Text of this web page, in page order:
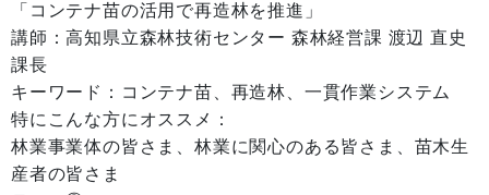
「コンテナ苗の活用で再造林を推進」
講師：高知県立森林技術センター 森林経営課 渡辺 直史
課長
キーワード：コンテナ苗、再造林、一貫作業システム
特にこんな方にオススメ：
林業事業体の皆さま、林業に関心のある皆さま、苗木生
産者の皆さま